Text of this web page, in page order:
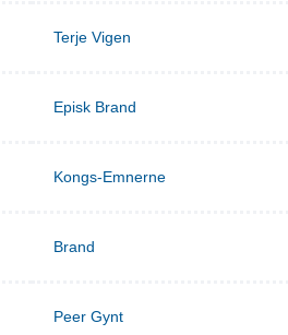
Terje Vigen
Episk Brand
Kongs-Emnerne
Brand
Peer Gynt